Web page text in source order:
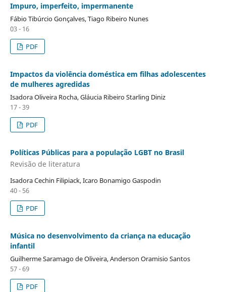
Impuro, imperfeito, impermanente
Fábio Tibúrcio Gonçalves, Tiago Ribeiro Nunes
03 - 16
PDF
Impactos da violência doméstica em filhas adolescentes
de mulheres agredidas
Isadora Oliveira Rocha, Gláucia Ribeiro Starling Diniz
17 - 39
PDF
Políticas Públicas para a população LGBT no Brasil
Revisão de literatura
Isadora Cechin Filipiack, Icaro Bonamigo Gaspodin
40 - 56
PDF
Música no desenvolvimento da criança na educação
infantil
Guilherme Saramago de Oliveira, Anderson Oramisio Santos
57 - 69
PDF